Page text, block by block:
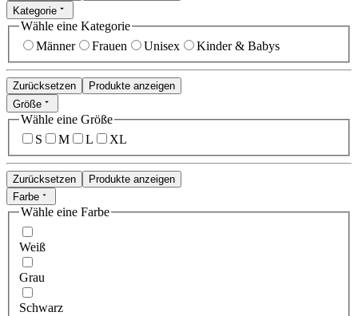
Kategorie
Wähle eine Kategorie
Männer
Frauen Unisex Kinder & Babys
Zurücksetzen
Produkte anzeigen
Größe
Wähle eine Größe
S
M L XL
Zurücksetzen
Produkte anzeigen
Farbe
Wähle eine Farbe
Weiß
Grau
Schwarz